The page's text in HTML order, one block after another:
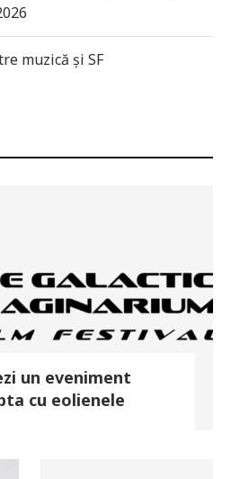
muzică și SF
un eveniment
cu eolienele